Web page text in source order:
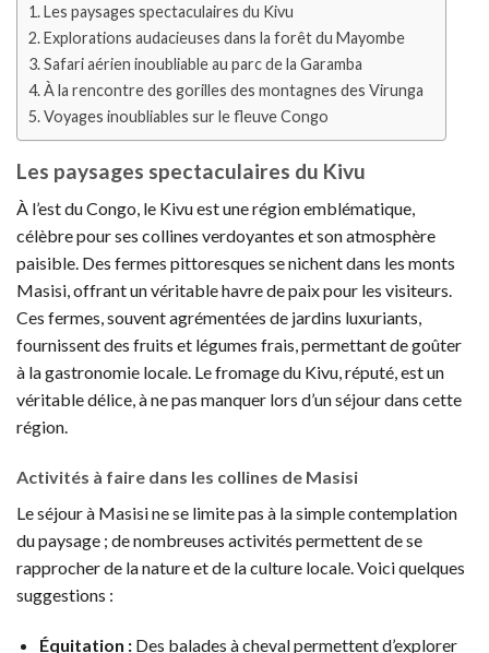
Les paysages spectaculaires du Kivu
Explorations audacieuses dans la forêt du Mayombe
Safari aérien inoubliable au parc de la Garamba
À la rencontre des gorilles des montagnes des Virunga
Voyages inoubliables sur le fleuve Congo
Les paysages spectaculaires du Kivu
À l’est du Congo, le Kivu est une région emblématique,
célèbre pour ses collines verdoyantes et son atmosphère
paisible. Des fermes pittoresques se nichent dans les monts
Masisi, offrant un véritable havre de paix pour les visiteurs.
Ces fermes, souvent agrémentées de jardins luxuriants,
fournissent des fruits et légumes frais, permettant de goûter
à la gastronomie locale. Le fromage du Kivu, réputé, est un
véritable délice, à ne pas manquer lors d’un séjour dans cette
région.
Activités à faire dans les collines de Masisi
Le séjour à Masisi ne se limite pas à la simple contemplation
du paysage ; de nombreuses activités permettent de se
rapprocher de la nature et de la culture locale. Voici quelques
suggestions :
Équitation :Des balades à cheval permettent d’explorer